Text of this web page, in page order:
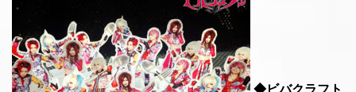
◆ビバクラフト